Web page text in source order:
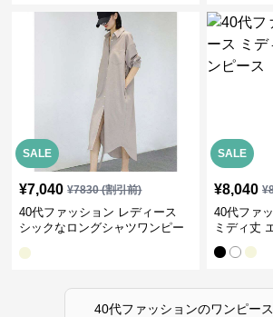
SALE
¥7,040 ¥7830(割引前)
40代ファッション レディース
シックなロングシャツワンピー
SALE
¥8,040 ¥
40代ファ
ミディ丈
40代ファッションのワンピース